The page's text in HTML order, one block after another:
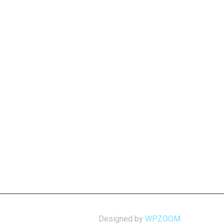
Designed by WPZOOM